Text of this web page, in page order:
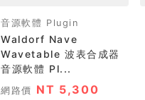
音源軟體 Plugin
Waldorf Nave
Wavetable 波表合成器
音源軟體 Pl...
網路價 NT 5,300